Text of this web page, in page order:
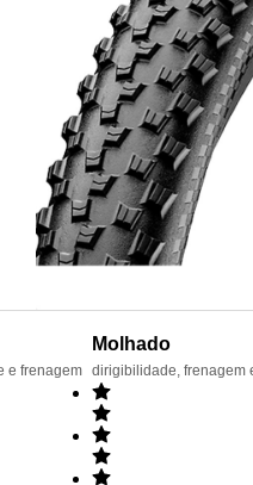
e frenagem
Molhado
dirigibilidade, frenagem